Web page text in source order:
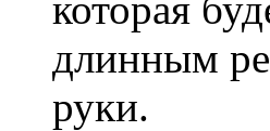
длинным
руки.